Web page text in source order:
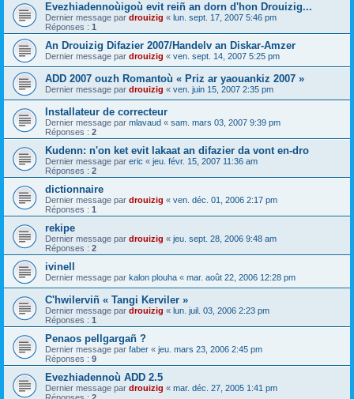
Evezhiadennoùigoù evit reiñ an dorn d'hon Drouizig...
Dernier message par drouizig « lun. sept. 17, 2007 5:46 pm
Réponses : 1
An Drouizig Difazier 2007/Handelv an Diskar-Amzer
Dernier message par drouizig « ven. sept. 14, 2007 5:25 pm
ADD 2007 ouzh Romantoù « Priz ar yaouankiz 2007 »
Dernier message par drouizig « ven. juin 15, 2007 2:35 pm
Installateur de correcteur
Dernier message par mlavaud « sam. mars 03, 2007 9:39 pm
Réponses : 2
Kudenn: n'on ket evit lakaat an difazier da vont en-dro
Dernier message par eric « jeu. févr. 15, 2007 11:36 am
Réponses : 2
dictionnaire
Dernier message par drouizig « ven. déc. 01, 2006 2:17 pm
Réponses : 1
rekipe
Dernier message par drouizig « jeu. sept. 28, 2006 9:48 am
Réponses : 2
ivinell
Dernier message par kalon plouha « mar. août 22, 2006 12:28 pm
C'hwilerviñ « Tangi Kerviler »
Dernier message par drouizig « lun. juil. 03, 2006 2:23 pm
Réponses : 1
Penaos pellgargañ ?
Dernier message par faber « jeu. mars 23, 2006 2:45 pm
Réponses : 9
Evezhiadennoù ADD 2.5
Dernier message par drouizig « mar. déc. 27, 2005 1:41 pm